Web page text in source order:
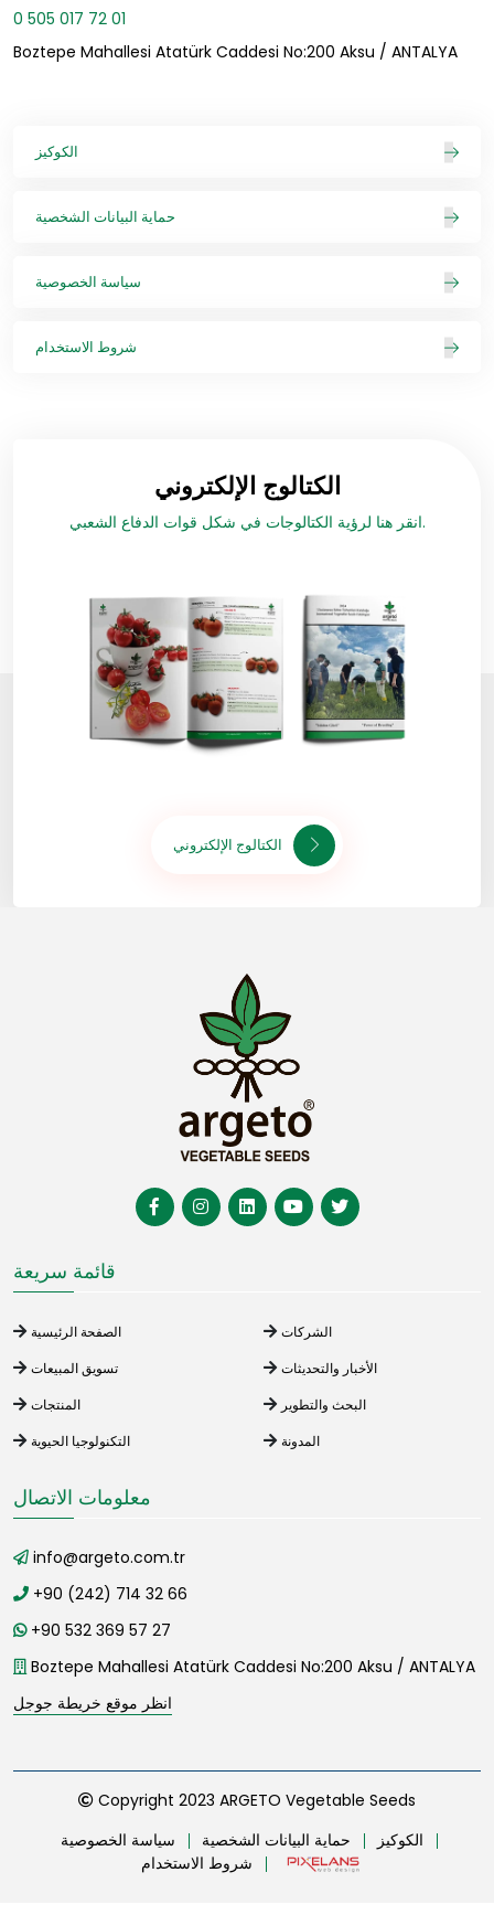
0 505 017 72 01
Boztepe Mahallesi Atatürk Caddesi No:200 Aksu / ANTALYA
الكوكيز
حماية البيانات الشخصية
سياسة الخصوصية
شروط الاستخدام
الكتالوج الإلكتروني
انقر هنا لرؤية الكتالوجات في شكل قوات الدفاع الشعبي.
الكتالوج الإلكتروني
قائمة سريعة
الصفحة الرئيسية
الشركات
تسويق المبيعات
الأخبار والتحديثات
المنتجات
البحث والتطوير
التكنولوجيا الحيوية
المدونة
معلومات الاتصال
info@argeto.com.tr
+90 (242) 714 32 66
+90 532 369 57 27
Boztepe Mahallesi Atatürk Caddesi No:200 Aksu / ANTALYA
انظر موقع خريطة جوجل
Copyright 2023 ARGETO Vegetable Seeds
سياسة الخصوصية
حماية البيانات الشخصية
الكوكيز
شروط الاستخدام